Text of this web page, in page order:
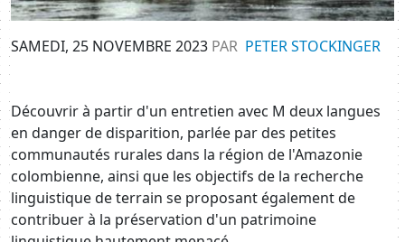
SAMEDI, 25 NOVEMBRE 2023 PAR PETER STOCKINGER
Découvrir à partir d'un entretien avec M deux langues
en danger de disparition, parlée par des petites
communautés rurales dans la région de l'Amazonie
colombienne, ainsi que les objectifs de la recherche
linguistique de terrain se proposant également de
contribuer à la préservation d'un patrimoine